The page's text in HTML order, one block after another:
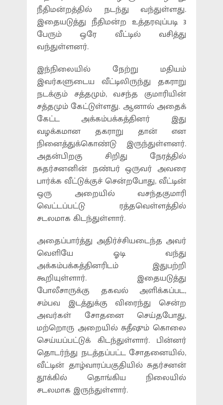
நீதிமன்றத்தில் நடந்து வந்துள்ளது.
இதையடுத்து நீதிமன்ற உத்தரவுப்படி 3
பேரும் ஒரே வீட்டில் வசித்து
வந்துள்ளனர்.
இந்நிலையில் நேற்று மதியம்
இவர்களுடைய வீட்டிலிருந்து தகராறு
நடக்கும் சத்தமும், வசந்த குமாரியின்
சத்தமும் கேட்டுள்ளது. ஆனால் அதைக்
கேட்ட அக்கம்பக்கத்தினர் இது
வழக்கமான தகராறு தான் என
நினைத்துக்கொண்டு இருந்துள்ளனர்.
அதன்பிறகு சிறிது நேரத்தில்
சுதர்சனனின் நண்பர் ஒருவர் அவரை
பார்க்க வீட்டுக்குச் சென்றபோது, வீட்டின்
ஒரு அறையில் வசந்தகுமாரி
வெட்டப்பட்டு ரத்தவெள்ளத்தில்
சடலமாக கிடந்துள்ளார்.
அதைப்பார்த்து அதிர்ச்சியடைந்த அவர்
வெளியே ஓடி வந்து
அக்கம்பக்கத்தினரிடம் இதுபற்றி
கூறியுள்ளார். இதையடுத்து
போலீசாருக்கு தகவல் அளிக்கப்பட,
சம்பவ இடத்துக்கு விரைந்து சென்ற
அவர்கள் சோதனை செய்தபோது,
மற்றொரு அறையில் சுதீஷும் கொலை
செய்யப்பட்டுக் கிடந்துள்ளார். பின்னர்
தொடர்ந்து நடத்தப்பட்ட சோதனையில்,
வீட்டின் தாழ்வாரப்பகுதியில் சுதர்சனன்
தூக்கில் தொங்கிய நிலையில்
சடலமாக இருந்துள்ளார்.